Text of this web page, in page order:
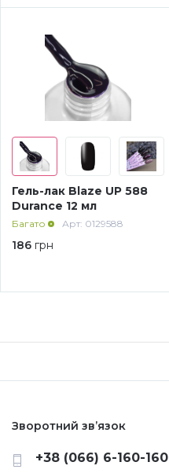
Гель-лак Blaze UP 588
Durance 12 мл
Багато Арт: 0129588
186 грн
Зворотний зв’язок
+38 (066) 6-160-160